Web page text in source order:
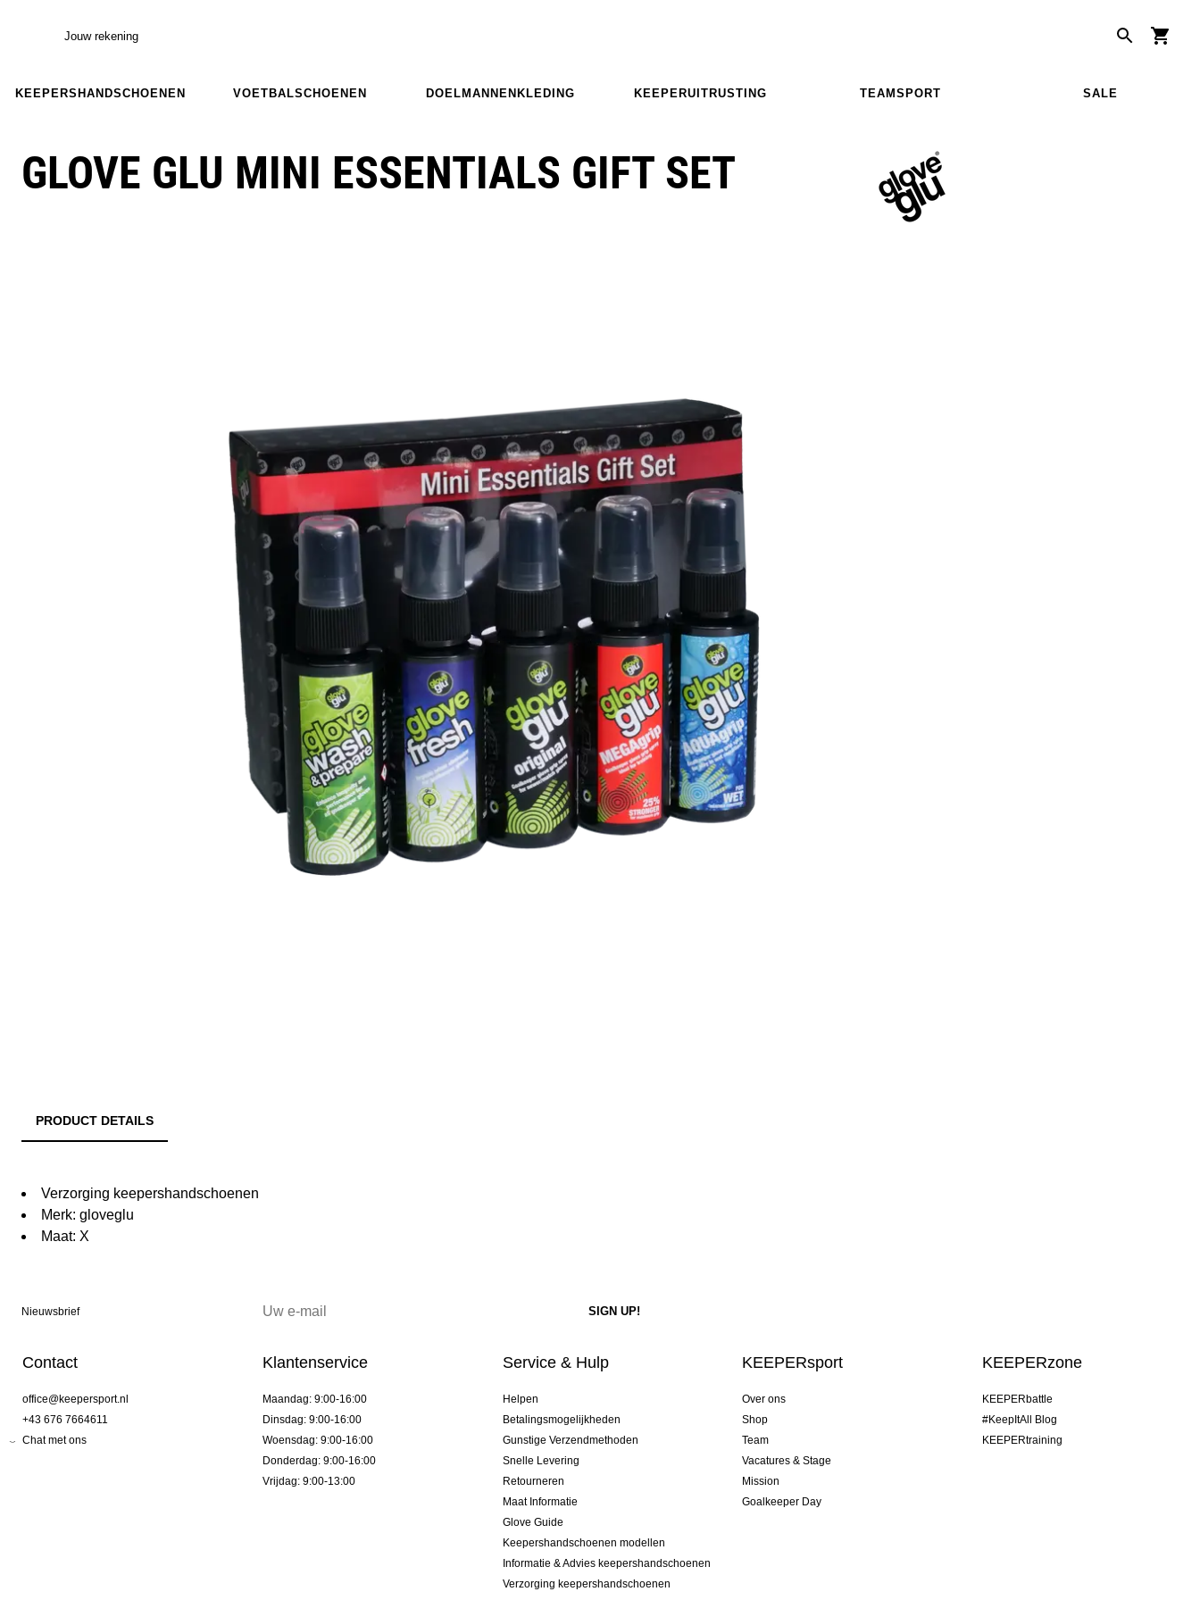
Jouw rekening
KEEPERSHANDSCHOENEN VOETBALSCHOENEN DOELMANNENKLEDING KEEPERUITRUSTING TEAMSPORT SALE
GLOVE GLU MINI ESSENTIALS GIFT SET
PRODUCT DETAILS
Verzorging keepershandschoenen
Merk: gloveglu
Maat: X
Nieuwsbrief
Contact
office@keepersport.nl
+43 676 7664611
Chat met ons
Klantenservice
Maandag: 9:00-16:00
Dinsdag: 9:00-16:00
Woensdag: 9:00-16:00
Donderdag: 9:00-16:00
Vrijdag: 9:00-13:00
Service & Hulp
Helpen
Betalingsmogelijkheden
Gunstige Verzendmethoden
Snelle Levering
Retourneren
Maat Informatie
Glove Guide
Keepershandschoenen modellen
Informatie & Advies keepershandschoenen
Verzorging keepershandschoenen
KEEPERsport
Over ons
Shop
Team
Vacatures & Stage
Mission
Goalkeeper Day
KEEPERzone
KEEPERbattle
#KeepItAll Blog
KEEPERtraining